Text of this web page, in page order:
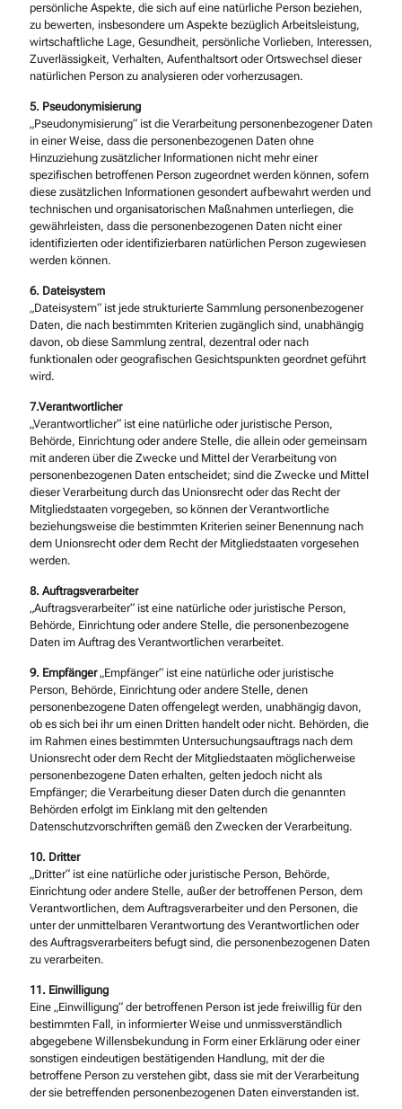
persönliche Aspekte, die sich auf eine natürliche Person beziehen,
zu bewerten, insbesondere um Aspekte bezüglich Arbeitsleistung,
wirtschaftliche Lage, Gesundheit, persönliche Vorlieben, Interessen,
Zuverlässigkeit, Verhalten, Aufenthaltsort oder Ortswechsel dieser
natürlichen Person zu analysieren oder vorherzusagen.
5. Pseudonymisierung
„Pseudonymisierung“ ist die Verarbeitung personenbezogener Daten
in einer Weise, dass die personenbezogenen Daten ohne
Hinzuziehung zusätzlicher Informationen nicht mehr einer
spezifischen betroffenen Person zugeordnet werden können, sofern
diese zusätzlichen Informationen gesondert aufbewahrt werden und
technischen und organisatorischen Maßnahmen unterliegen, die
gewährleisten, dass die personenbezogenen Daten nicht einer
identifizierten oder identifizierbaren natürlichen Person zugewiesen
werden können.
6. Dateisystem
„Dateisystem“ ist jede strukturierte Sammlung personenbezogener
Daten, die nach bestimmten Kriterien zugänglich sind, unabhängig
davon, ob diese Sammlung zentral, dezentral oder nach
funktionalen oder geografischen Gesichtspunkten geordnet geführt
wird.
7.Verantwortlicher
„Verantwortlicher“ ist eine natürliche oder juristische Person,
Behörde, Einrichtung oder andere Stelle, die allein oder gemeinsam
mit anderen über die Zwecke und Mittel der Verarbeitung von
personenbezogenen Daten entscheidet; sind die Zwecke und Mittel
dieser Verarbeitung durch das Unionsrecht oder das Recht der
Mitgliedstaaten vorgegeben, so können der Verantwortliche
beziehungsweise die bestimmten Kriterien seiner Benennung nach
dem Unionsrecht oder dem Recht der Mitgliedstaaten vorgesehen
werden.
8. Auftragsverarbeiter
„Auftragsverarbeiter“ ist eine natürliche oder juristische Person,
Behörde, Einrichtung oder andere Stelle, die personenbezogene
Daten im Auftrag des Verantwortlichen verarbeitet.
9. Empfänger„Empfänger“ ist eine natürliche oder juristische
Person, Behörde, Einrichtung oder andere Stelle, denen
personenbezogene Daten offengelegt werden, unabhängig davon,
ob es sich bei ihr um einen Dritten handelt oder nicht. Behörden, die
im Rahmen eines bestimmten Untersuchungsauftrags nach dem
Unionsrecht oder dem Recht der Mitgliedstaaten möglicherweise
personenbezogene Daten erhalten, gelten jedoch nicht als
Empfänger; die Verarbeitung dieser Daten durch die genannten
Behörden erfolgt im Einklang mit den geltenden
Datenschutzvorschriften gemäß den Zwecken der Verarbeitung.
10. Dritter
„Dritter“ ist eine natürliche oder juristische Person, Behörde,
Einrichtung oder andere Stelle, außer der betroffenen Person, dem
Verantwortlichen, dem Auftragsverarbeiter und den Personen, die
unter der unmittelbaren Verantwortung des Verantwortlichen oder
des Auftragsverarbeiters befugt sind, die personenbezogenen Daten
zu verarbeiten.
11. Einwilligung
Eine „Einwilligung“ der betroffenen Person ist jede freiwillig für den
bestimmten Fall, in informierter Weise und unmissverständlich
abgegebene Willensbekundung in Form einer Erklärung oder einer
sonstigen eindeutigen bestätigenden Handlung, mit der die
betroffene Person zu verstehen gibt, dass sie mit der Verarbeitung
der sie betreffenden personenbezogenen Daten einverstanden ist.